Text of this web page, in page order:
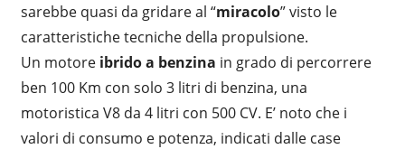
sarebbe quasi da gridare al “miracolo” visto le
caratteristiche tecniche della propulsione.
Un motore ibrido a benzina in grado di percorrere
ben 100 Km con solo 3 litri di benzina, una
motoristica V8 da 4 litri con 500 CV. E’ noto che i
valori di consumo e potenza, indicati dalle case